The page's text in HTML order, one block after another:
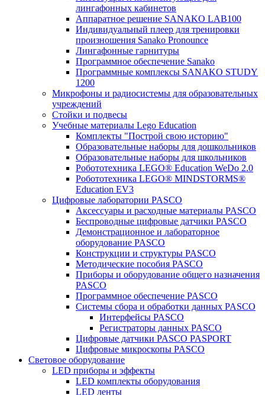
лингафонных кабинетов
Аппаратное решение SANAKO LAB100
Индивидуальный плеер для тренировки
произношения Sanako Pronounce
Лингафонные гарнитуры
Программное обеспечение Sanako
Программные комплексы SANAKO STUDY
1200
Микрофоны и радиосистемы для образовательных
учреждений
Стойки и подвесы
Учебные материалы Lego Education
Комплекты "Построй свою историю"
Образовательные наборы для дошкольников
Образовательные наборы для школьников
Робототехника LEGO® Education WeDo 2.0
Робототехника LEGO® MINDSTORMS®
Education EV3
Цифровые лаборатории PASCO
Аксессуары и расходные материалы PASCO
Беспроводные цифровые датчики PASCO
Демонстрационное и лабораторное
оборудование PASCO
Конструкции и структуры PASCO
Методические пособия PASCO
Приборы и оборудование общего назначения
PASCO
Программное обеспечение PASCO
Системы сбора и обработки данных PASCO
Интерфейсы PASCO
Регистраторы данных PASCO
Цифровые датчики PASCO PASPORT
Цифровые микроскопы PASCO
Световое оборудование
LED приборы и эффекты
LED комплекты оборудования
LED ленты